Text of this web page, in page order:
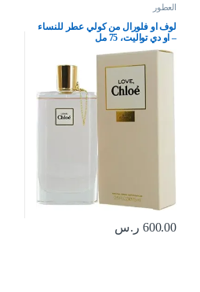
العطور
لوف او فلورال من كولي عطر للنساء
– او دي تواليت، 75 مل
600.00 ر.س